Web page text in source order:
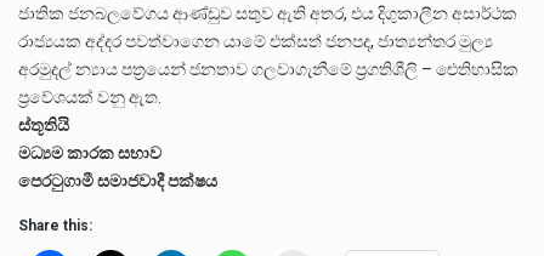
ජාතික ජනබලවේගය ආණ්ඩුව සතුව ඇති අතර, එය දිගුකාලීන අසාර්ථක
රාජ්‍යයක අද්දර පවත්වාගෙන යාමේ එක්සත් ජනපද, ජාත්‍යන්තර මුල්‍ය
අරමුදල් න්‍යාය පත්‍රයෙන් ජනතාව ගලවාගැනීමේ ප්‍රගතිශීලි – ඓතිහාසික
ප්‍රවේශයක් වනු ඇත.
ස්තූතියි
මධ්‍යම කාරක සභාව
පෙරටුගාමී සමාජවාදී පක්ෂය
Share this: